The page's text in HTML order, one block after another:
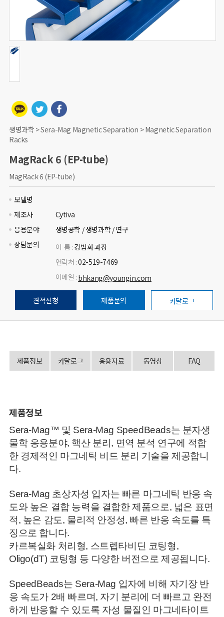
생명과학 > Sera-Mag Magnetic Separation > Magnetic Separation
Racks
MagRack 6 (EP-tube)
MagRack 6 (EP-tube)
모델명
제조사
Cytiva
응용분야
생명공학 / 생명과학 / 연구
상담문의
이 름 :강법화 과장
연락처 :02-519-7469
이메일 : bhkang@youngin.com
견적신청 제품문의 카달로그
제품정보 카달로그 응용자료 동영상 FAQ
제품정보
Sera-Mag™ 및 Sera-Mag SpeedBeads는 분자생
물학 응용분야, 핵산 분리, 면역 분석 연구에 적합
한 경제적인 마그네틱 비드 분리 기술을 제공합니
다.
Sera-Mag 초상자성 입자는 빠른 마그네틱 반응 속
도와 높은 결합 능력을 결합한 제품으로, 넓은 표면
적, 높은 감도, 물리적 안정성, 빠른 반응 속도를 특
징으로 합니다.
카르복실화 처리형, 스트렙타비딘 코팅형,
Oligo(dT) 코팅형 등 다양한 버전으로 제공됩니다.
SpeedBeads는 Sera-Mag 입자에 비해 자기장 반
응 속도가 2배 빠르며, 자기 분리에 더 빠르고 완전
하게 반응할 수 있도록 자성 물질인 마그네타이트